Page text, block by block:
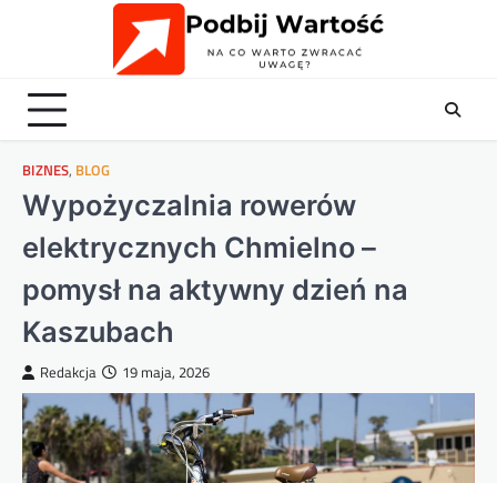
BIZNES, BLOG
Wypożyczalnia rowerów
elektrycznych Chmielno –
pomysł na aktywny dzień na
Kaszubach
Redakcja 19 maja, 2026